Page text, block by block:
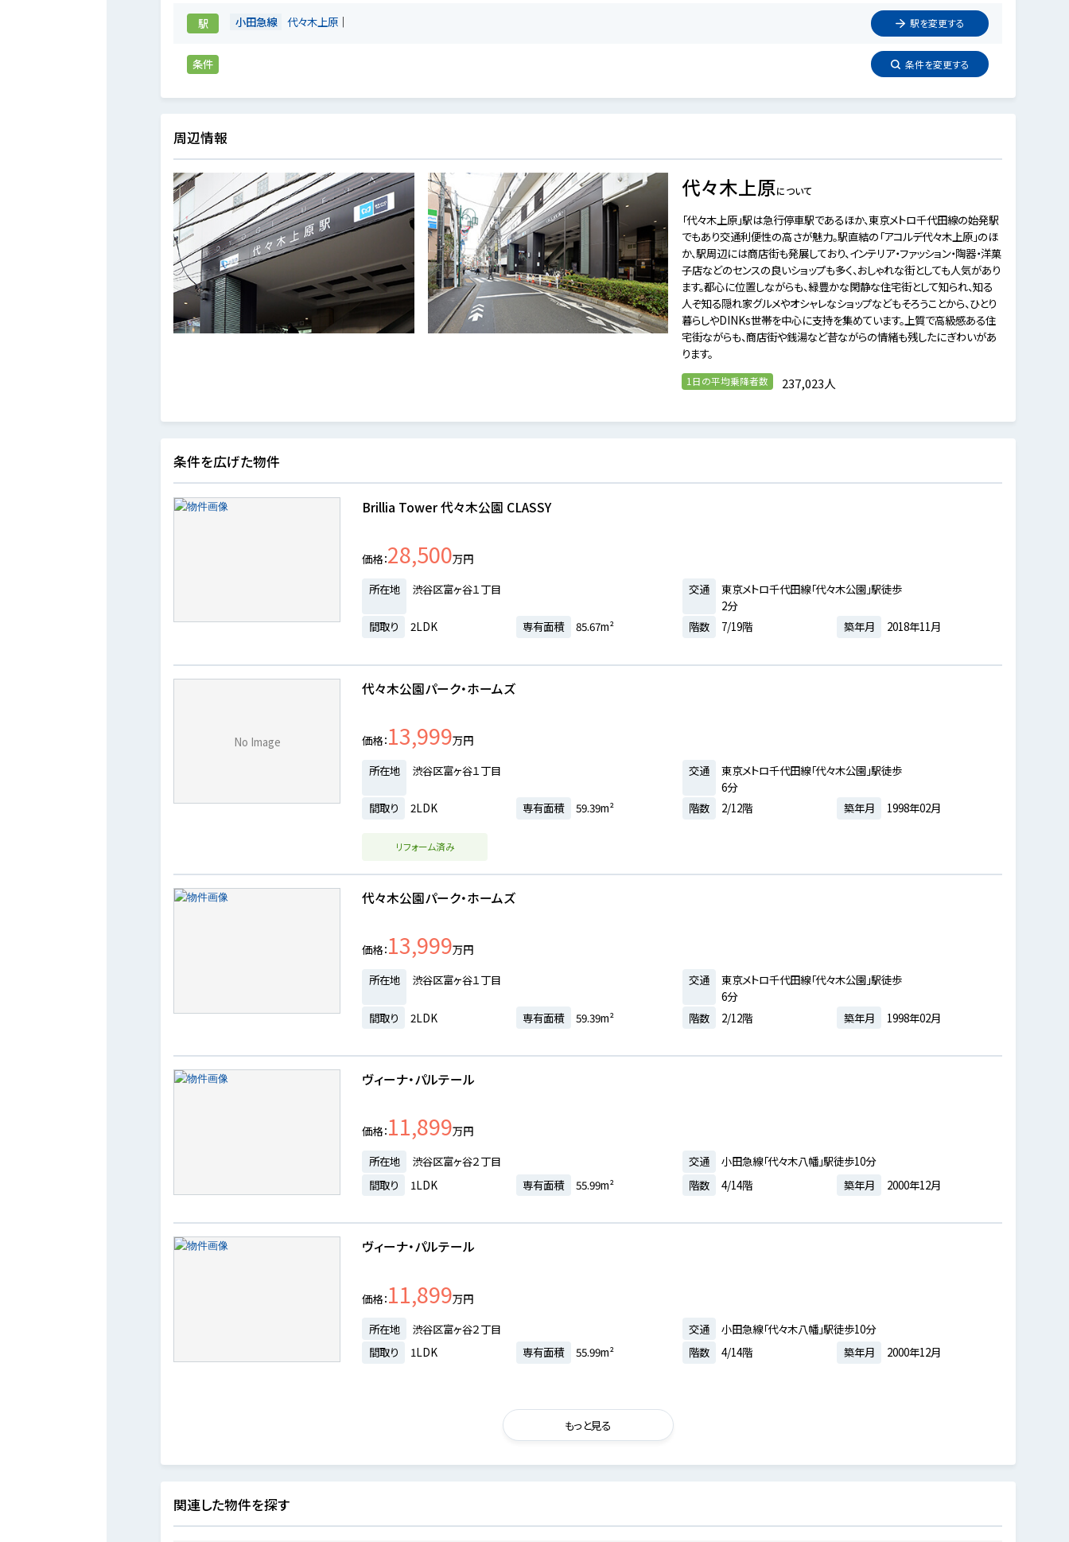
駅 小田急線 代々木上原 駅を変更する
条件 条件を変更する
周辺情報
代々木上原について
「代々木上原」駅は急行停車駅であるほか、東京メトロ千代田線の始発駅
でもあり交通利便性の高さが魅力。駅直結の「アコルデ代々木上原」のほ
か、駅周辺には商店街も発展しており、インテリア・ファッション・陶器・洋菓
子店などのセンスの良いショップも多く、おしゃれな街としても人気があり
ます。都心に位置しながらも、緑豊かな閑静な住宅街として知られ、知る
人ぞ知る隠れ家グルメやオシャレなショップなどもそろうことから、ひとり
暮らしやDINKs世帯を中心に支持を集めています。上質で高級感ある住
宅街ながらも、商店街や銭湯など昔ながらの情緒も残したにぎわいがあ
ります。
1日の平均乗降者数 237,023人
条件を広げた物件
Brillia Tower 代々木公園 CLASSY
価格 28,500万円
所在地
渋谷区富ヶ谷１丁目 交通
東京メトロ千代田線「代々木公園」駅徒歩
2分
間取り
2LDK 専有面積 85.67m² 階数 7/19階 築年月 2018年11月
No Image
代々木公園パーク・ホームズ
価格 13,999万円
所在地
渋谷区富ヶ谷１丁目 交通
東京メトロ千代田線「代々木公園」駅徒歩
6分
間取り
2LDK 専有面積 59.39m² 階数 2/12階 築年月 1998年02月
リフォーム済み
代々木公園パーク・ホームズ
価格 13,999万円
所在地
渋谷区富ヶ谷１丁目 交通
東京メトロ千代田線「代々木公園」駅徒歩
6分
間取り
2LDK 専有面積 59.39m² 階数 2/12階 築年月 1998年02月
ヴィーナ・パルテール
価格 11,899万円
所在地
渋谷区富ヶ谷２丁目 交通
小田急線「代々木八幡」駅徒歩10分
間取り
1LDK 専有面積 55.99m² 階数 4/14階 築年月 2000年12月
ヴィーナ・パルテール
価格 11,899万円
所在地
渋谷区富ヶ谷２丁目 交通
小田急線「代々木八幡」駅徒歩10分
間取り
1LDK 専有面積 55.99m² 階数 4/14階 築年月 2000年12月
もっと見る
関連した物件を探す